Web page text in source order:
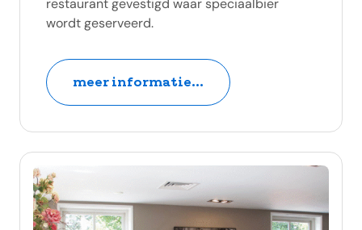
wordt geserveerd.
meer informatie...